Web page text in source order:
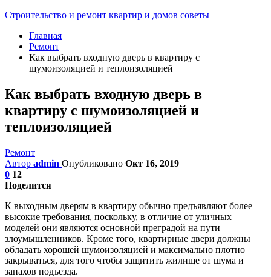
Строительство и ремонт квартир и домов советы
Главная
Ремонт
Как выбрать входную дверь в квартиру с
шумоизоляцией и теплоизоляцией
Как выбрать входную дверь в
квартиру с шумоизоляцией и
теплоизоляцией
Ремонт
Автор admin Опубликовано Окт 16, 2019
0 12
Поделится
К выходным дверям в квартиру обычно предъявляют более
высокие требования, поскольку, в отличие от уличных
моделей они являются основной преградой на пути
злоумышленников. Кроме того, квартирные двери должны
обладать хорошей шумоизоляцией и максимально плотно
закрываться, для того чтобы защитить жилище от шума и
запахов подъезда.